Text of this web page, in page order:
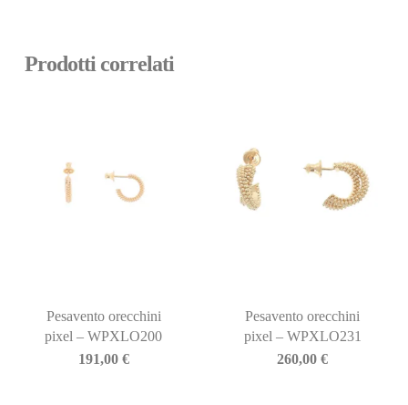
Prodotti correlati
Pesavento orecchini
pixel – WPXLO200
191,00 €
Pesavento orecchini
pixel – WPXLO231
260,00€